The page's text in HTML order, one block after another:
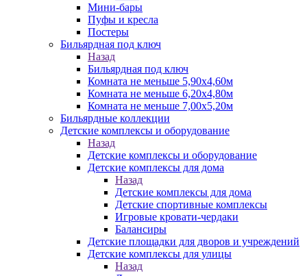
Мини-бары
Пуфы и кресла
Постеры
Бильярдная под ключ
Назад
Бильярдная под ключ
Комната не меньше 5,90х4,60м
Комната не меньше 6,20х4,80м
Комната не меньше 7,00х5,20м
Бильярдные коллекции
Детские комплексы и оборудование
Назад
Детские комплексы и оборудование
Детские комплексы для дома
Назад
Детские комплексы для дома
Детские спортивные комплексы
Игровые кровати-чердаки
Балансиры
Детские площадки для дворов и учреждений
Детские комплексы для улицы
Назад